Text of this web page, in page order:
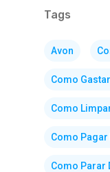
Tags
Avon
Como
Como
Como Pagar
Como Parar